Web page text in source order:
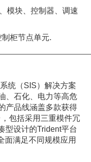
模块、控制器、调速
柜节点单元.
统（SIS）解决方案
、石化、电力等高危
产品线涵盖多款获得
包括采用三重模件冗
型设计的Trident平台
面满足不同规模应用